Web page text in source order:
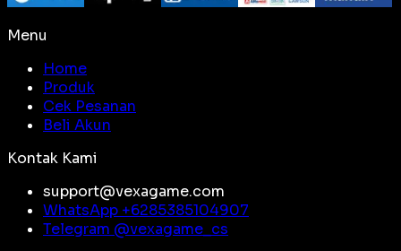
Menu
Home
Produk
Cek Pesanan
Beli Akun
Kontak Kami
support@vexagame.com
WhatsApp +6285385104907
Telegram @vexagame_cs